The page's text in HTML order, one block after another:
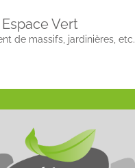
Vert
de massifs, jardinières, etc.